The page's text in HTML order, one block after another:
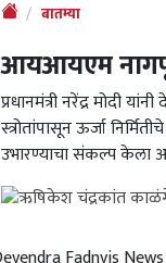
बातम्या
आयआयएम
प्रधानमंत्री नरेंद्र मोदी
स्त्रोतांपासून ऊर्जा
उभारण्याचा संकल्प केला